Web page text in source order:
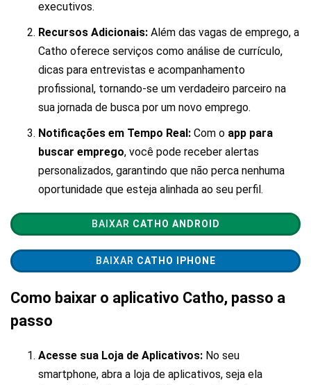
executivos.
Recursos Adicionais: Além das vagas de emprego, a
Catho oferece serviços como análise de currículo,
dicas para entrevistas e acompanhamento
profissional, tornando-se um verdadeiro parceiro na
sua jornada de busca por um novo emprego.
Notificações em Tempo Real: Com o app para
buscar emprego, você pode receber alertas
personalizados, garantindo que não perca nenhuma
oportunidade que esteja alinhada ao seu perfil.
BAIXAR CATHO ANDROID
BAIXAR CATHO IPHONE
Como baixar o aplicativo Catho, passo a
passo
Acesse sua Loja de Aplicativos: No seu
smartphone, abra a loja de aplicativos, seja ela